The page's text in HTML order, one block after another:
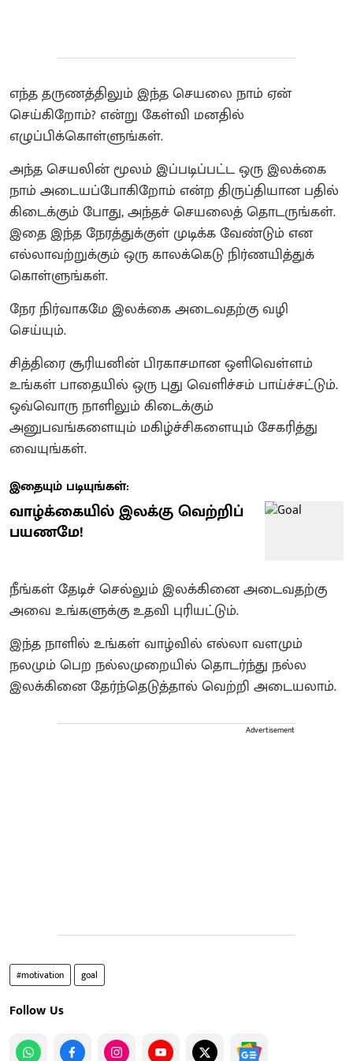
எந்த தருணத்திலும் இந்த செயலை நாம் ஏன்
செய்கிறோம்? என்று கேள்வி மனதில்
எழுப்பிக்கொள்ளுங்கள்.
அந்த செயலின் மூலம் இப்படிப்பட்ட ஒரு இலக்கை
நாம் அடையப்போகிறோம் என்ற திருப்தியான பதில்
கிடைக்கும் போது, அந்தச் செயலைத் தொடருங்கள்.
இதை இந்த நேரத்துக்குள் முடிக்க வேண்டும் என
எல்லாவற்றுக்கும் ஒரு காலக்கெடு நிர்ணயித்துக்
கொள்ளுங்கள்.
நேர நிர்வாகமே இலக்கை அடைவதற்கு வழி
செய்யும்.
சித்திரை சூரியனின் பிரகாசமான ஒளிவெள்ளம்
உங்கள் பாதையில் ஒரு புது வெளிச்சம் பாய்ச்சட்டும்.
ஒவ்வொரு நாளிலும் கிடைக்கும்
அனுபவங்களையும் மகிழ்ச்சிகளையும் சேகரித்து
வையுங்கள்.
இதையும் படியுங்கள்:
வாழ்க்கையில் இலக்கு வெற்றிப்
பயணமே!
நீங்கள் தேடிச் செல்லும் இலக்கினை அடைவதற்கு
அவை உங்களுக்கு உதவி புரியட்டும்.
இந்த நாளில் உங்கள் வாழ்வில் எல்லா வளமும்
நலமும் பெற நல்லமுறையில் தொடர்ந்து நல்ல
இலக்கினை தேர்ந்தெடுத்தால் வெற்றி அடையலாம்.
Advertisement
#motivation goal
Follow Us